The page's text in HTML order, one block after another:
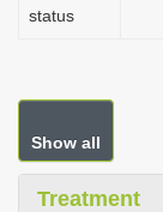
status
Show all
Treatment